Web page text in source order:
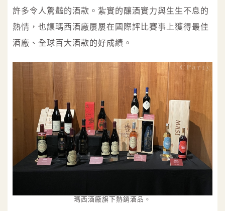
許多令人驚豔的酒款。紮實的釀酒實力與生生不息的
熱情，也讓瑪西酒廠屢屢在國際評比賽事上獲得最佳
酒廠、全球百大酒款的好成績。
瑪西酒廠旗下熱銷酒品。